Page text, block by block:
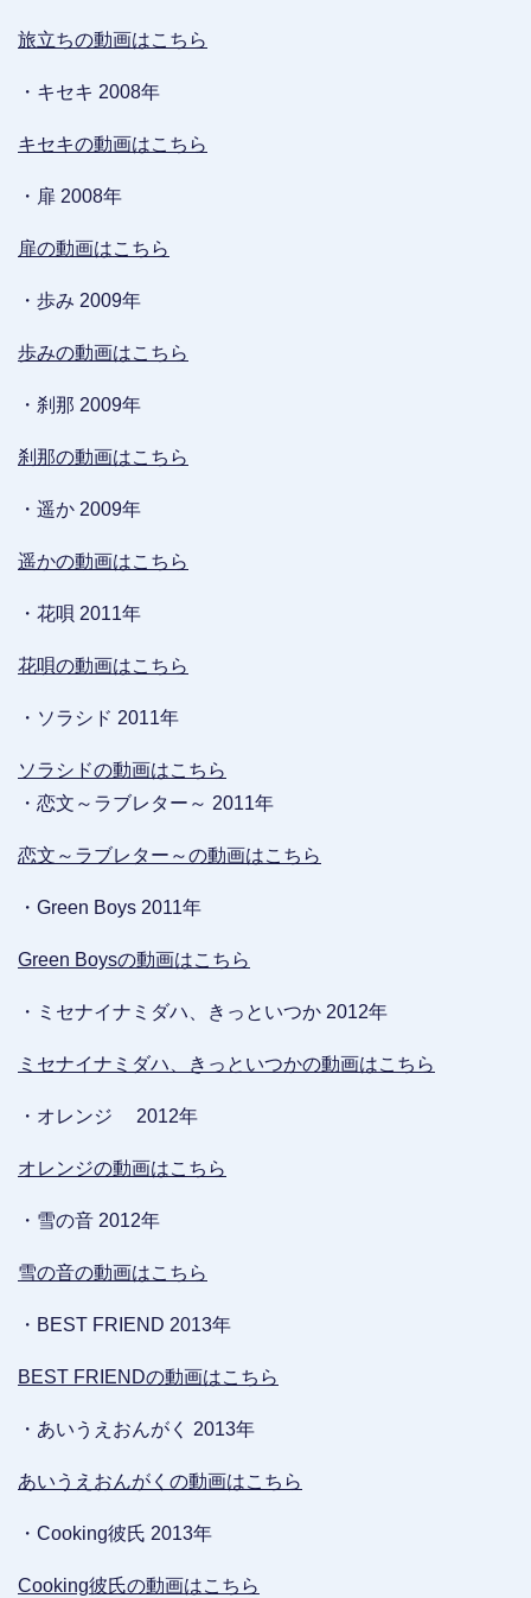
旅立ちの動画はこちら
・キセキ 2008年
キセキの動画はこちら
・扉 2008年
扉の動画はこちら
・歩み 2009年
歩みの動画はこちら
・刹那 2009年
刹那の動画はこちら
・遥か 2009年
遥かの動画はこちら
・花唄 2011年
花唄の動画はこちら
・ソラシド 2011年
ソラシドの動画はこちら
・恋文～ラブレター～ 2011年
恋文～ラブレター～の動画はこちら
・Green Boys 2011年
Green Boysの動画はこちら
・ミセナイナミダハ、きっといつか 2012年
ミセナイナミダハ、きっといつかの動画はこちら
・オレンジ 2012年
オレンジの動画はこちら
・雪の音 2012年
雪の音の動画はこちら
・BEST FRIEND 2013年
BEST FRIENDの動画はこちら
・あいうえおんがく 2013年
あいうえおんがくの動画はこちら
・Cooking彼氏 2013年
Cooking彼氏の動画はこちら